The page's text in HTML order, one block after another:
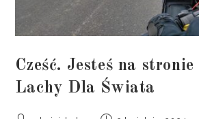
Cześć. Jesteś na
Lachy Dla Świata